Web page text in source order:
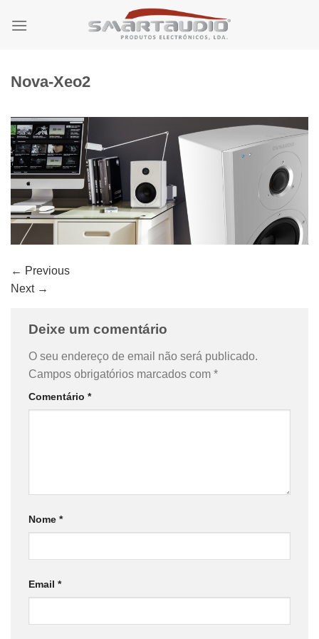
Nova-Xeo2
← Previous
Next →
Deixe um comentário
O seu endereço de email não será publicado.
Campos obrigatórios marcados com *
Comentário *
Nome *
Email *